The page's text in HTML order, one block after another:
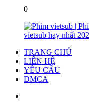
0
TRANG CHỦ
LIÊN HỆ
YÊU CẦU
DMCA